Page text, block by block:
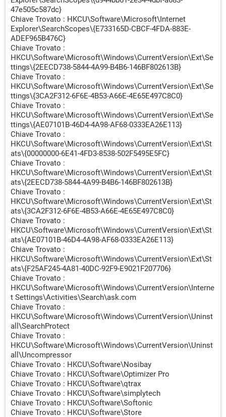
{BD266EAC-AF29-4C99-AAD1-1D53639865E4}.exe (--
uninstall=1) -> Trovato
[Suspicious.Path] \\DSite --
C:\Users\casa\AppData\Roaming\DSite\UPDATE~1\UPDA
TE~1.EXE (/Check) -> Trovato
[Suspicious.Path] \\FEEBSRSBLJ --
"C:\ProgramData\0f7a91f66753441797bc4566805f0898\0f
7a91f66753441797bc4566805f0898.exe" -> Trovato
[Suspicious.Path] \\PostPoneInstall --
C:\Users\casa\AppData\Local\Temp\ce98ac2e-20c0-4a93-
86f6-bdb3e61caf55.exe
(C:\Users\casa\AppData\Local\Temp\ce98ac2e-20c0-4a93-
86f6-bdb3e61caf55.exe /INSTALL
/dwlurl=http://dl.newstatsdemosrv.com/appsi/icinem/setup
.exe /zdata=appinstanceuid%3dceb66a37-8d4e-4be1-8a69-
c06d209faac9%26appkey%3d3c91fcc2-ce59-42b3-b901-
f68079520898 /bagkey=mVsa2yUP
/configurationfields=117 /configid=7 --make-default-
browser=true -AppInstanceUid=CEB66A37-8D4E-4BE1-8A69-
C06D209FAAC9) -> Trovato
[Suspicious.Path] \\TIHEYD --
"C:\ProgramData\333c9d22d20a49c6830214d1e03e2800\3
33c9d22d20a49c6830214d1e03e2800.exe" -> Trovato
[Suspicious.Path] \\UKEG --
C:\Users\casa\AppData\Roaming\UKEG.exe
(/infocmdline=aIv+sMXJqkdVNB7F5sG8zewzkyE4vH4Ssh4
09ZN4wBO381lLaG7zhTKbkIUxCprrYcPDBXVO9jEC8zldbTh
s6ZKnVIj29cgFmPJHf+6X3nz/vpyjYT/rZDIS7rmgRglIZ+tKq
niHGYJkpozrRL7nd/V/51Tw66X6Xm9kMU4VwGA/bfakg5f0
iPbRYcre4wzEpxiKZ7oz4PYAS0kAc6XmwtqEYbr21w5/9qRh
KzAKchp5kjd38Zn4jWc4YCb7hv8F3wTOLoxU9qyZwSYy28
4J9PLaDBa+VIxJHcwpEIIZsdLlkQxVJqNhWxmDQvbzcDhPF
sWppaampOtvlrtRzAKhoKtMHCr2I0oZTHsvBP1ypFf7fN87Ij
DRpFMzQVNQIxveBfYkefsi+OF68ZoCeE9zGNgQkW0XN7sU
ZZ/OTj8HOLfPNn5ND2YHysOb4tL+XEy2nM7SlUGWVVnLQI
uDIR0p8aIxR6FMNDZQjj29+D3mjiIt9K888Ecpt3juxgT6Y/Yk
) -> Trovato
[Suspicious.Path] \\WUTXGWH --
C:\Users\casa\AppData\Roaming\WUTXGWH.exe
(/infocmdline=ivpIW6KUBZpqRFrQHkWtMrEvp3+WZDQysX
Gn44+JYaNvYPI2mYGqTL8DFF0yisNu/l+6/NUcj8LfEpCIps3
47e505c587dc}
Chiave Trovato : HKCU\Software\Microsoft\Internet
Explorer\SearchScopes\{E733165D-CBCF-4FDA-883E-
ADEF965B476C}
Chiave Trovato :
HKCU\Software\Microsoft\Windows\CurrentVersion\Ext\Se
ttings\{2EECD738-5844-4A99-B4B6-146BF802613B}
Chiave Trovato :
HKCU\Software\Microsoft\Windows\CurrentVersion\Ext\Se
ttings\{3CA2F312-6F6E-4B53-A66E-4E65E497C8C0}
Chiave Trovato :
HKCU\Software\Microsoft\Windows\CurrentVersion\Ext\Se
ttings\{AE07101B-46D4-4A98-AF68-0333EA26E113}
Chiave Trovato :
HKCU\Software\Microsoft\Windows\CurrentVersion\Ext\St
ats\{00000000-6E41-4FD3-8538-502F5495E5FC}
Chiave Trovato :
HKCU\Software\Microsoft\Windows\CurrentVersion\Ext\St
ats\{2EECD738-5844-4A99-B4B6-146BF802613B}
Chiave Trovato :
HKCU\Software\Microsoft\Windows\CurrentVersion\Ext\St
ats\{3CA2F312-6F6E-4B53-A66E-4E65E497C8C0}
Chiave Trovato :
HKCU\Software\Microsoft\Windows\CurrentVersion\Ext\St
ats\{AE07101B-46D4-4A98-AF68-0333EA26E113}
Chiave Trovato :
HKCU\Software\Microsoft\Windows\CurrentVersion\Ext\St
ats\{F25AF245-4A81-40DC-92F9-E9021F207706}
Chiave Trovato :
HKCU\Software\Microsoft\Windows\CurrentVersion\Interne
t Settings\Activities\Search\ask.com
Chiave Trovato :
HKCU\Software\Microsoft\Windows\CurrentVersion\Uninst
all\SearchProtect
Chiave Trovato :
HKCU\Software\Microsoft\Windows\CurrentVersion\Uninst
all\Uncompressor
Chiave Trovato : HKCU\Software\Nosibay
Chiave Trovato : HKCU\Software\Optimizer Pro
Chiave Trovato : HKCU\Software\qtrax
Chiave Trovato : HKCU\Software\simplytech
Chiave Trovato : HKCU\Software\Softonic
Chiave Trovato : HKCU\Software\Store